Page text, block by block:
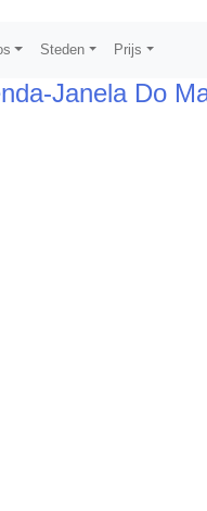
Steden Prijs
Janela Do